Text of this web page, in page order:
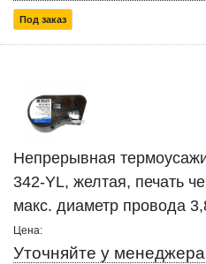
Под заказ
Непрерывная
342-YL, желтая, печать
макс. диаметр провода
Цена:
Уточняйте у менеджера